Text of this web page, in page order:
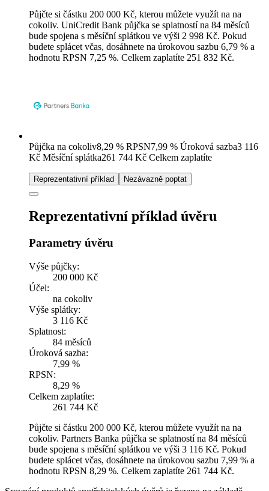
Půjčte si částku 200 000 Kč, kterou můžete využít na na
cokoliv. UniCredit Bank půjčka se splatností na 84 měsíců
bude spojena s měsíční splátkou ve výši 2 998 Kč. Pokud
budete splácet včas, dosáhnete na úrokovou sazbu 6,79 % a
hodnotu RPSN 7,25 %. Celkem zaplatíte 251 832 Kč.
Půjčka na cokoliv8,29 % RPSN7,99 % Úroková sazba3 116
Kč Měsíční splátka261 744 Kč Celkem zaplatíte
Reprezentativní příklad Nezávazně poptat
Reprezentativní příklad úvěru
Parametry úvěru
Výše půjčky:
200 000 Kč
Účel:
na cokoliv
Výše splátky:
3 116 Kč
Splatnost:
84 měsíců
Úroková sazba:
7,99 %
RPSN:
8,29 %
Celkem zaplatíte:
261 744 Kč
Půjčte si částku 200 000 Kč, kterou můžete využít na na
cokoliv. Partners Banka půjčka se splatností na 84 měsíců
bude spojena s měsíční splátkou ve výši 3 116 Kč. Pokud
budete splácet včas, dosáhnete na úrokovou sazbu 7,99 % a
hodnotu RPSN 8,29 %. Celkem zaplatíte 261 744 Kč.